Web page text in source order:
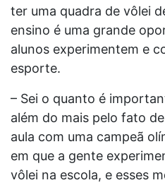
ter uma quadra de vôlei
ensino é uma grande
alunos experimentem e
esporte.
– Sei o quanto é
além do mais pelo fato
aula com uma campeã
em que a gente
vôlei na escola, e esses